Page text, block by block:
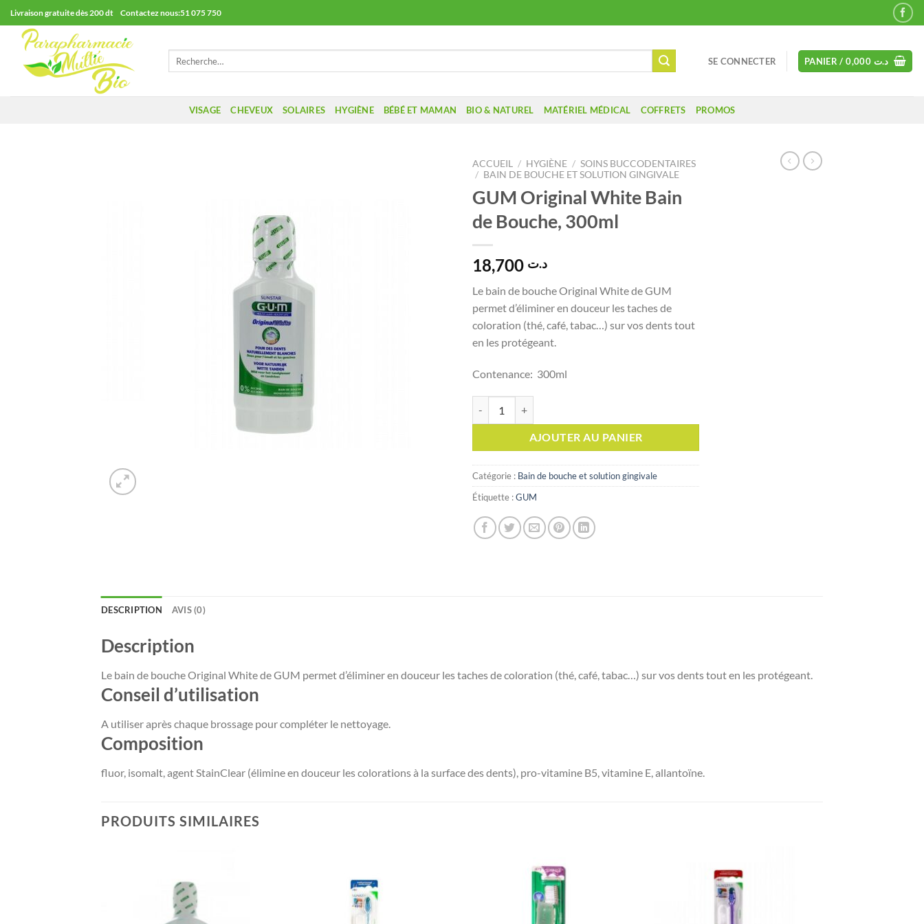
Passer
au
contenu
Livraison gratuite dès 200 dt Contactez nous:51 075 750
SE CONNECTER PANIER / د.ت
VISAGE CHEVEUX SOLAIRES HYGIÈNE BÉBÉ ET MAMAN BIO & NATUREL MATÉRIEL MÉDICAL COFFRETS PROMOS
ACCUEIL / HYGIÈNE / SOINS BUCCODENTAIRES
/ BAIN DE BOUCHE ET SOLUTION GINGIVALE
GUM Original White Bain
de Bouche, 300ml
د.ت
Le bain de bouche Original White de GUM
permet d’éliminer en douceur les taches de
coloration (thé, café, tabac…) sur vos dents tout
en les protégeant.
Contenance: 300ml
AJOUTER AU PANIER
Catégorie : Bain de bouche et solution gingivale
Étiquette :GUM
DESCRIPTION AVIS (0)
Description
Le bain de bouche Original White de GUM permet d’éliminer en douceur les taches de coloration (thé, café, tabac…) sur vos dents tout en les protégeant.
Conseil d’utilisation
A utiliser après chaque brossage pour compléter le nettoyage.
Composition
fluor, isomalt, agent StainClear (élimine en douceur les colorations à la surface des dents), pro-vitamine B5, vitamine E, allantoïne.
PRODUITS SIMILAIRES